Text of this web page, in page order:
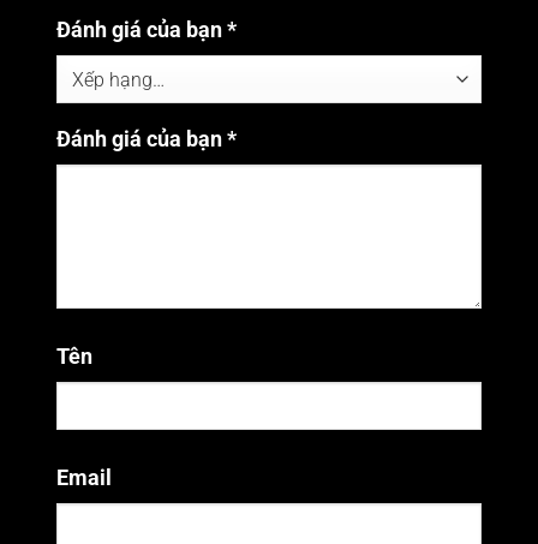
Đánh giá của bạn *
Đánh giá của bạn *
Tên
Email